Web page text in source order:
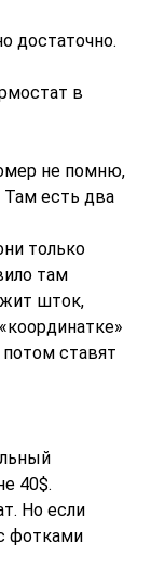
достаточно.
в
не помню,
Там есть два
только
там
шток,
ставят
40$.
Но если
фотками